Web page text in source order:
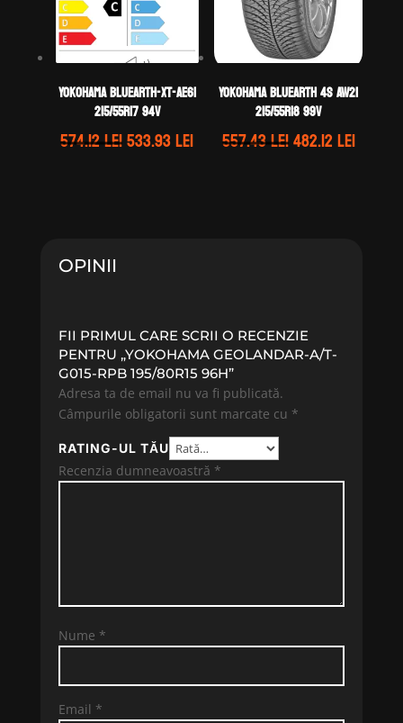
Yokohama BLUEARTH-XT-AE61
215/55R17 94V
574.12leiPrețul
533.93leiPrețul
Yokohama BLUEARTH 4S AW21
215/55R18 99V
557.43leiPrețul
482.12leiPrețul
OPINII
FII PRIMUL CARE SCRII O RECENZIE
PENTRU „YOKOHAMA GEOLANDAR-A/T-
G015-RPB 195/80R15 96H”
Adresa ta de email nu va fi publicată.
Câmpurile obligatorii sunt marcate cu *
RATING-UL TĂU
Recenzia dumneavoastră *
Nume *
Email *